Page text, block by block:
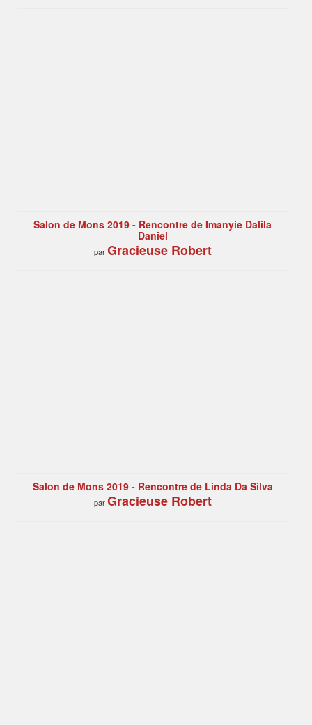
Salon de Mons 2019 - Rencontre de Imanyie Dalila
Daniel
parGracieuse Robert
Salon de Mons 2019 - Rencontre de Linda Da Silva
parGracieuse Robert